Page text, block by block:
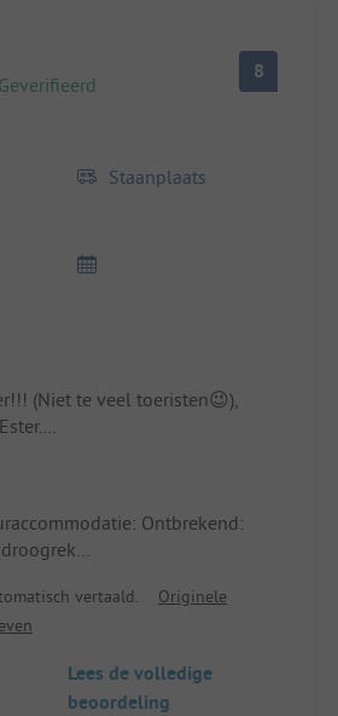
Geverifieerd
8
Staanplaats
(Niet te veel toeristen😉),
aanhanger hadden we
is in de buurt (restaurants,
pista ciclabile).
Ontbrekend:
vertaald.
Originele
Lees de volledige
beoordeling